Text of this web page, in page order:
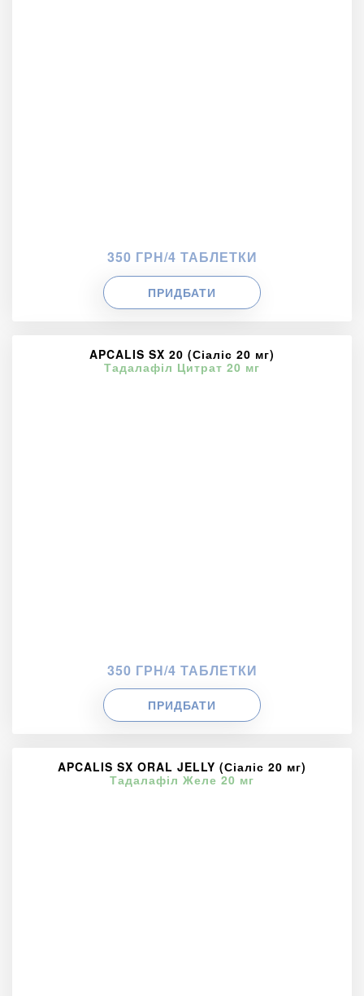
350 ГРН/4 ТАБЛЕТКИ
ПРИДБАТИ
APCALIS SX 20 (Сіаліс 20 мг)
Тадалафіл Цитрат 20 мг
350 ГРН/4 ТАБЛЕТКИ
ПРИДБАТИ
APCALIS SX ORAL JELLY (Сіаліс 20 мг)
Тадалафіл Желе 20 мг